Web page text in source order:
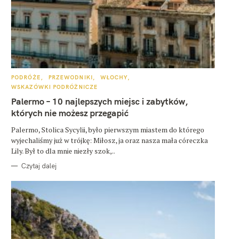
K
T
G
O
R
PODRÓŻE PRZEWODNIKI
WŁOCHY
WSKAZÓWKI PODRÓŻNICZE
Palermo – 10 najlepszych miejsc i zabytków,
których nie możesz przegapić
Palermo, Stolica Sycylii, było pierwszym miastem do którego
wyjechaliśmy już w trójkę: Miłosz, ja oraz nasza mała córeczka
Lily. Był to dla mnie niezły szok,..
Czytaj dalej